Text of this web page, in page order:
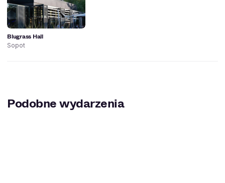
Blugrass Hall
Sopot
Podobne wydarzenia